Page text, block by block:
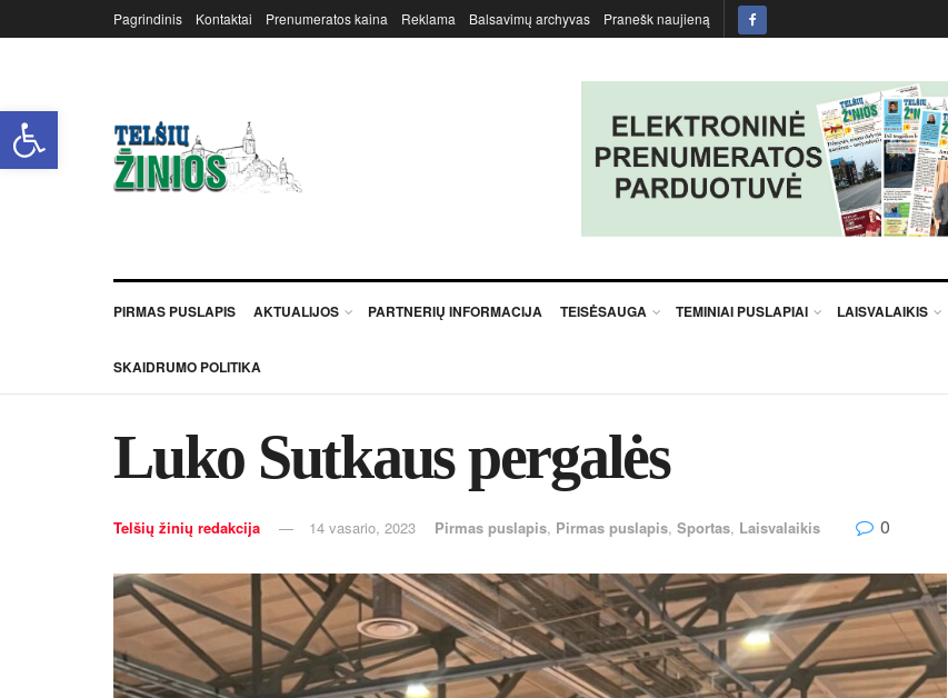
Open toolbar
Pagrindinis Kontaktai Prenumeratos kaina Reklama Balsavimų archyvas Pranešk naujieną
PIRMAS PUSLAPIS AKTUALIJOS PARTNERIŲ INFORMACIJA TEISĖSAUGA TEMINIAI PUSLAPIAI LAISVALAIKIS
SKAIDRUMO POLITIKA
Lu­ko Sut­kaus per­ga­lės
Telšių žinių redakcija 14 vasario, 2023 Pirmas puslapis, Pirmas puslapis, Sportas, Laisvalaikis 0